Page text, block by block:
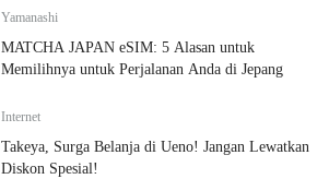
Yamanashi
MATCHA JAPAN eSIM: 5 Alasan untuk
Memilihnya untuk Perjalanan Anda di Jepang
Internet
Takeya, Surga Belanja di Ueno! Jangan Lewatkan
Diskon Spesial!